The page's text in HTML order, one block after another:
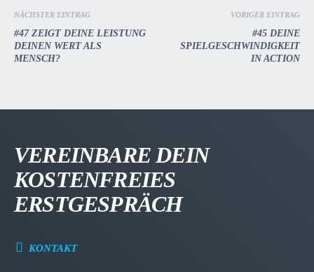
NÄCHSTER EINTRAG
#47 ZEIGT DEINE LEISTUNG
DEINEN WERT ALS
MENSCH?
VORIGER EINTRAG
#45 DEINE
SPIELGESCHWINDIGKEIT
IN ACTION
VEREINBARE DEIN
KOSTENFREIES
ERSTGESPRÄCH
KONTAKT